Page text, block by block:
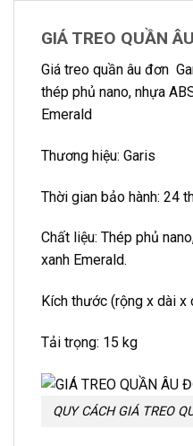
GIÁ TREO QUẦN
Giá treo quần âu đơn
thép phủ nano, nhựa
Emerald
Thương hiệu: Garis
Thời gian bảo hành: 24
Chất liệu: Thép phủ
xanh Emerald.
Kích thước (rộng x dài
Tải trọng: 15 kg
QUY CÁCH GIÁ TREO